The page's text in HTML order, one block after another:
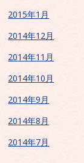
2015年1月
2014年12月
2014年11月
2014年10月
2014年9月
2014年8月
2014年7月